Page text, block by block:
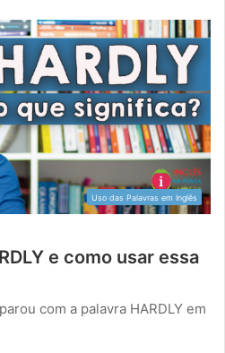
Uso das Palavras em Inglês
e como usar essa
com a palavra HARDLY em